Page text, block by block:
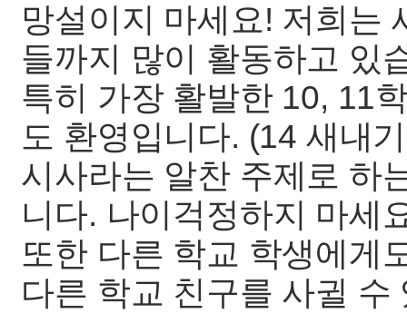
망설이지 마세요! 저희는
들까지 많이 활동하고 있
특히 가장 활발한 10, 11
도 환영입니다. (14 새내
시사라는 알찬 주제로 하
니다. 나이걱정하지 마세
또한 다른 학교 학생에게
다른 학교 친구를 사귈